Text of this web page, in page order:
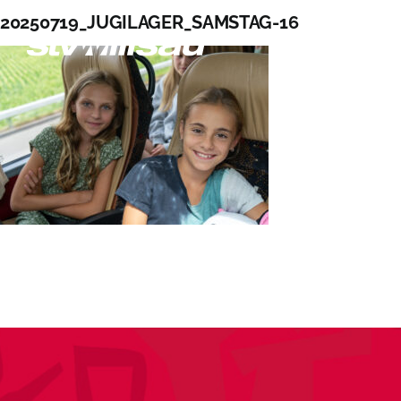
Inhalt
springen
20250719_JUGILAGER_SAMSTAG-16